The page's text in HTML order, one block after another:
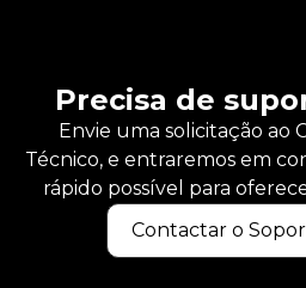
Precisa de
Envie uma solicitação ao
Técnico, e entraremos em
rápido possível para
Contactar o